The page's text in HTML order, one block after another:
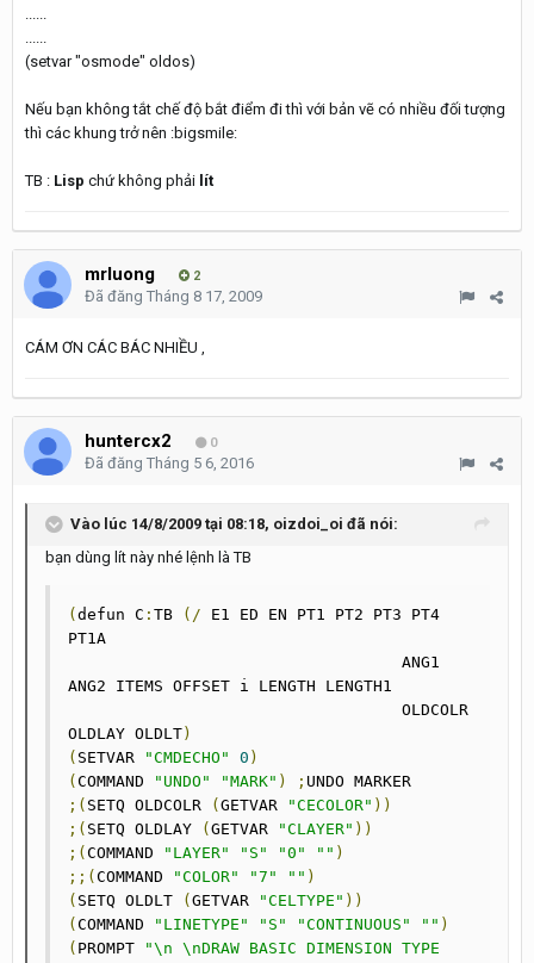
......
......
(setvar "osmode" oldos)
Nếu bạn không tắt chế độ bắt điểm đi thì với bản vẽ có nhiều đối tượng
thì các khung trở nên :bigsmile:
TB : Lisp chứ không phải lít
mrluong 2
Đã đăng Tháng 8 17, 2009
CÁM ƠN CÁC BÁC NHIỀU ,
huntercx2 0
Đã đăng Tháng 5 6, 2016
Vào lúc 14/8/2009 tại 08:18, oizdoi_oi đã nói:
bạn dùng lít này nhé lệnh là TB
( defun C : TB (/ E1 ED EN PT1 PT2 PT3 PT4
PT1A
ANG2 ITEMS OFFSET i LENGTH LENGTH1
OLDLAY OLDLT)
( SETVAR "CMDECHO" 0 )
( COMMAND "UNDO" "MARK" ) ;
;( SETQ OLDCOLR ( GETVAR "CECOLOR" ))
;( SETQ OLDLAY ( GETVAR "CLAYER" ))
;( COMMAND "LAYER" "S" "0" "" )
;;( COMMAND "COLOR" "7" "" )
( SETQ OLDLT ( GETVAR "CELTYPE" ))
( COMMAND "LINETYPE" "S" "CONTINUOUS" "" )
( PROMPT
"\n \nDRAW BASIC DIMENSION TYPE